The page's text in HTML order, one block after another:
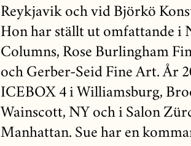
Reykjavik och vid Björkö
Hon har ställt ut omfattande i
Columns, Rose Burlingham
och Gerber-Seid Fine Art. År
ICEBOX 4 i Williamsburg,
Wainscott, NY och i Salon
Manhattan. Sue har en